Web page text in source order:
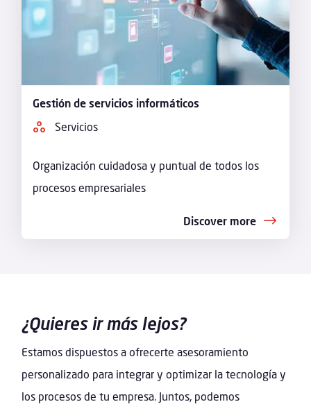
Gestión de servicios informáticos
Servicios
Organización cuidadosa y puntual de todos los
procesos empresariales
Discover more
¿Quieres ir más lejos?
Estamos dispuestos a ofrecerte asesoramiento
personalizado para integrar y optimizar la tecnología y
los procesos de tu empresa. Juntos, podemos